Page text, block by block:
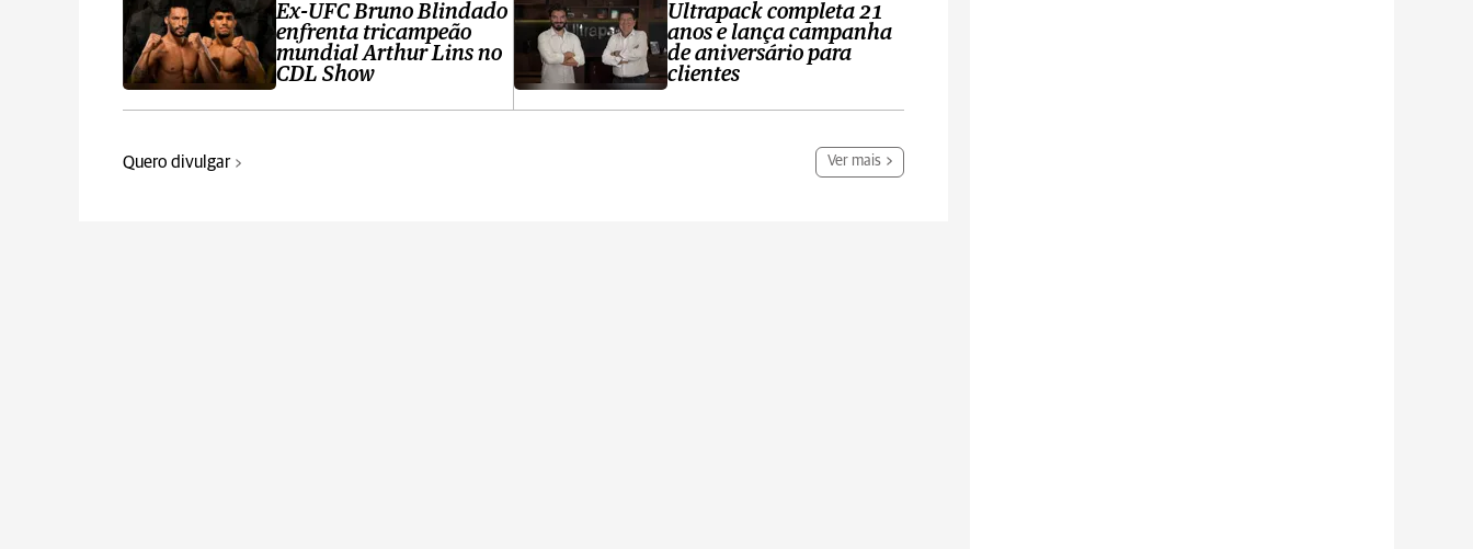
Ex-UFC Bruno Blindado
enfrenta tricampeão
mundial Arthur Lins no
CDL Show
Ultrapack completa 21
anos e lança campanha
de aniversário para
clientes
Quero divulgar Ver mais